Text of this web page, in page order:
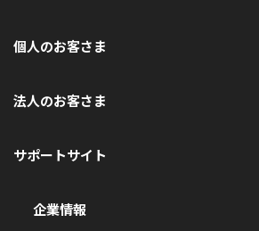
個人のお客さま
法人のお客さま
サポートサイト
企業情報